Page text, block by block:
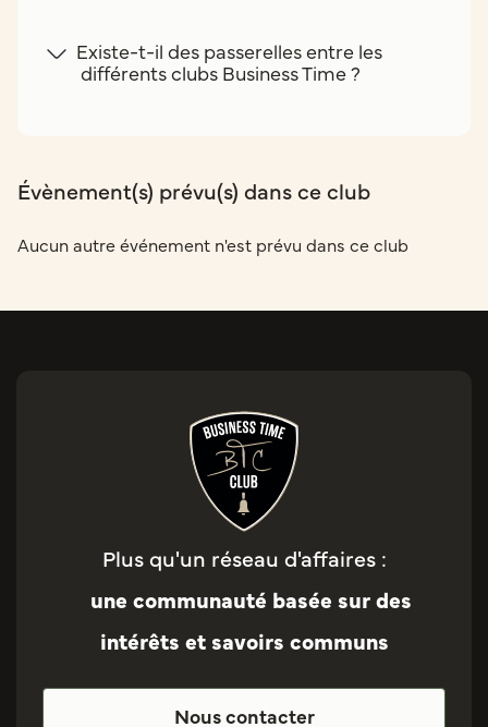
Existe-t-il des passerelles entre les
différents clubs Business Time ?
Évènement(s) prévu(s) dans ce club
Aucun autre événement n'est prévu dans ce club
Plus qu'un réseau d'affaires :
une communauté basée sur des
intérêts et savoirs communs
Nous contacter